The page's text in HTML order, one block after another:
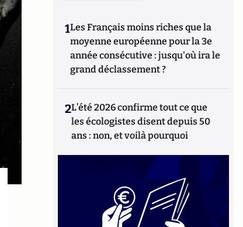
1Les Français moins riches que la
moyenne européenne pour la 3e
année consécutive : jusqu'où ira le
grand déclassement ?
2L’été 2026 confirme tout ce que
les écologistes disent depuis 50
ans : non, et voilà pourquoi